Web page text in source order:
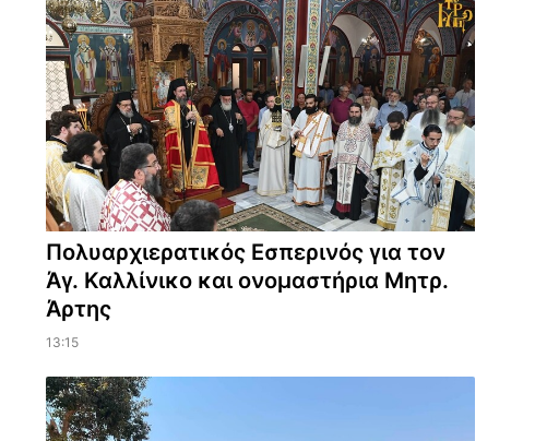
Πολυαρχιερατικός Εσπερινός για τον
Άγ. Καλλίνικο και ονομαστήρια Μητρ.
Άρτης
13:15